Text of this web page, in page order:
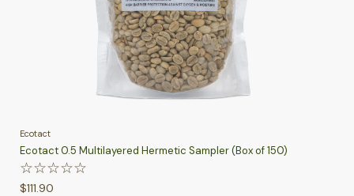
Ecotact
Ecotact 0.5 Multilayered Hermetic Sampler (Box of 150)
☆☆☆☆☆
$111.90